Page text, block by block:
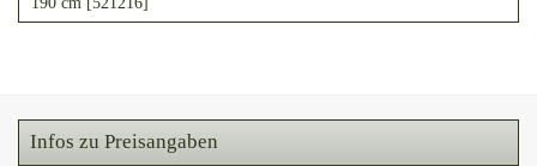
Infos zu Preisangaben